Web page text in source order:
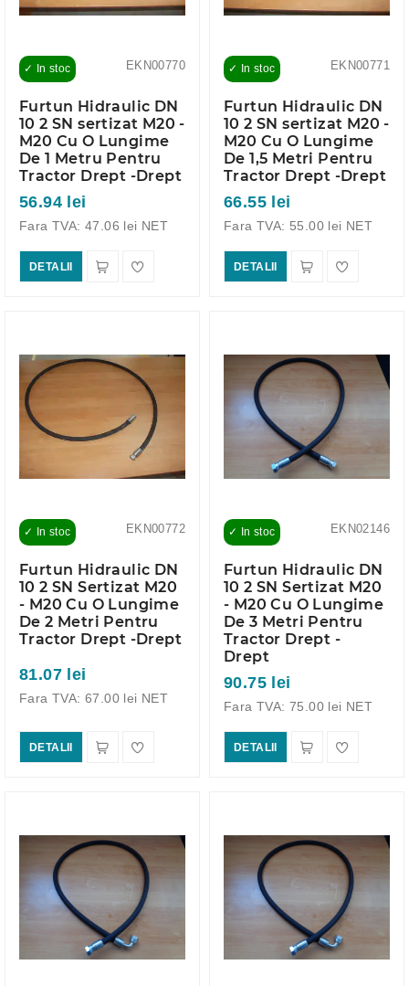
EKN00770
✓ In stoc
Furtun Hidraulic DN
10 2 SN sertizat M20 -
M20 Cu O Lungime
De 1 Metru Pentru
Tractor Drept -Drept
56.94 lei
Fara TVA: 47.06 lei NET
DETALII
EKN00771
✓ In stoc
Furtun Hidraulic DN
10 2 SN sertizat M20 -
M20 Cu O Lungime
De 1,5 Metri Pentru
Tractor Drept -Drept
66.55 lei
Fara TVA: 55.00 lei NET
DETALII
EKN00772
✓ In stoc
Furtun Hidraulic DN
10 2 SN Sertizat M20
- M20 Cu O Lungime
De 2 Metri Pentru
Tractor Drept -Drept
81.07 lei
Fara TVA: 67.00 lei NET
DETALII
EKN02146
✓ In stoc
Furtun Hidraulic DN
10 2 SN Sertizat M20
- M20 Cu O Lungime
De 3 Metri Pentru
Tractor Drept -
Drept
90.75 lei
Fara TVA: 75.00 lei NET
DETALII